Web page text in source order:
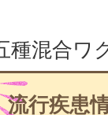
流行疾患